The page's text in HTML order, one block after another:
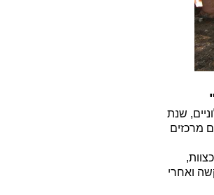
שנת
מרכזים
ואחרי